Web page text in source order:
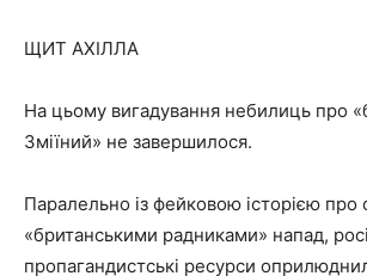
ЩИТ АХІЛЛА
На цьому вигадування небилиць про
Зміїний» не завершилося.
Паралельно із фейковою історією про
«британськими радниками» напад,
пропагандистські ресурси